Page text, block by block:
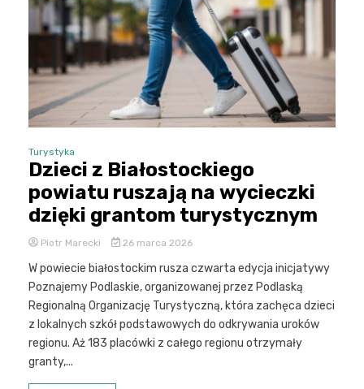
Turystyka
Dzieci z Białostockiego
powiatu ruszają na wycieczki
dzięki grantom turystycznym
Piotr Marecki 26 marca 2026
W powiecie białostockim rusza czwarta edycja inicjatywy
Poznajemy Podlaskie, organizowanej przez Podlaską
Regionalną Organizację Turystyczną, która zachęca dzieci
z lokalnych szkół podstawowych do odkrywania uroków
regionu. Aż 183 placówki z całego regionu otrzymały
granty,...